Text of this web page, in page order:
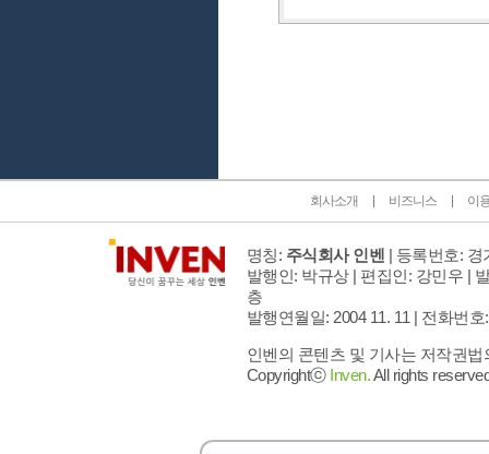
회사소개 비즈니스 이
명칭: 주식회사 인벤 | 등록번호: 경
발행인: 박규상 | 편집인: 강민우 |
층
발행연월일: 2004 11. 11 | 전화번호
인벤의 콘텐츠 및 기사는 저작권
Copyrightⓒ Inven.All rights